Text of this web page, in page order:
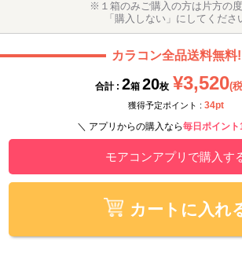
※１箱のみご購入の方は片方の
「購入しない」にしてくださ
カラコン全品送料無料!
合計 : 2箱 20枚 ¥3,520(
獲得予定ポイント : 34pt
＼ アプリからの購入なら毎日ポイン
モアコンアプリで購入す
カートに入れ